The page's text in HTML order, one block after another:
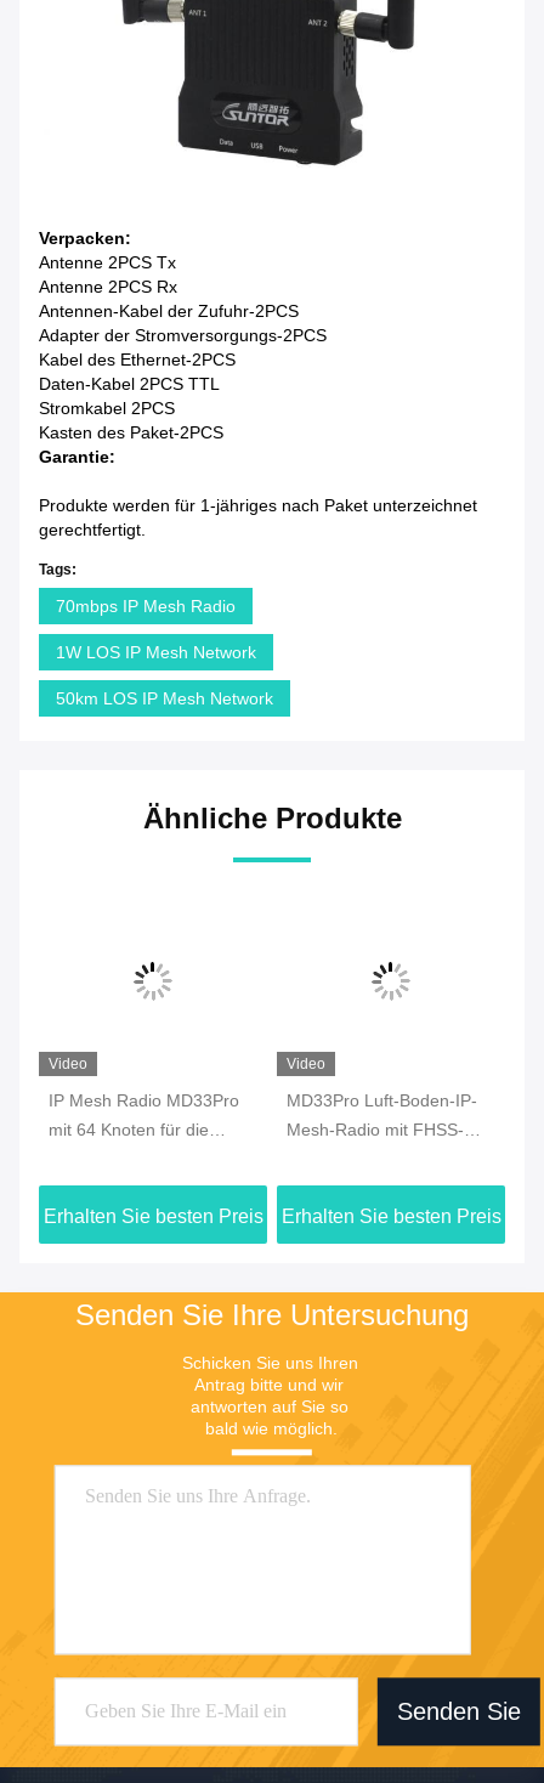
Verpacken:
Antenne 2PCS Tx
Antenne 2PCS Rx
Antennen-Kabel der Zufuhr-2PCS
Adapter der Stromversorgungs-2PCS
Kabel des Ethernet-2PCS
Daten-Kabel 2PCS TTL
Stromkabel 2PCS
Kasten des Paket-2PCS
Garantie:
Produkte werden für 1-jähriges nach Paket unterzeichnet
gerechtfertigt.
Tags:
70mbps IP Mesh Radio
1W LOS IP Mesh Network
50km LOS IP Mesh Network
Ähnliche Produkte
Video
IP Mesh Radio MD33Pro
mit 64 Knoten für die
Drohnen
Erhalten Sie besten Preis
Video
MD33Pro Luft-Boden-IP-
Mesh-Radio mit FHSS-
Erhalten Sie besten Preis
Senden Sie Ihre Untersuchung
Schicken Sie uns Ihren
Antrag bitte und wir
antworten auf Sie so
bald wie möglich.
Senden Sie